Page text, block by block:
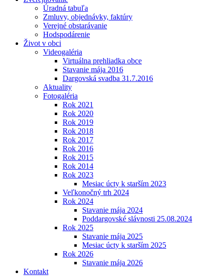
Úradná tabuľa
Zmluvy, objednávky, faktúry
Verejné obstarávanie
Hodspodárenie
Život v obci
Videogaléria
Virtuálna prehliadka obce
Stavanie mája 2016
Dargovská svadba 31.7.2016
Aktuality
Fotogaléria
Rok 2021
Rok 2020
Rok 2019
Rok 2018
Rok 2017
Rok 2016
Rok 2015
Rok 2014
Rok 2023
Mesiac úcty k starším 2023
Veľkonočný trh 2024
Rok 2024
Stavanie mája 2024
Poddargovské slávnosti 25.08.2024
Rok 2025
Stavanie mája 2025
Mesiac úcty k starším 2025
Rok 2026
Stavanie mája 2026
Kontakt